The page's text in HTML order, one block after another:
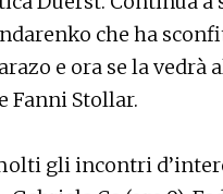
che ha
e ora se la vedrà
Fanni Stollar.
gli incontri